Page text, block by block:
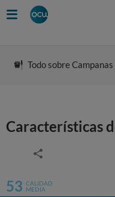
Todo sobre Campanas
Características
53 CALIDAD
MEDIA